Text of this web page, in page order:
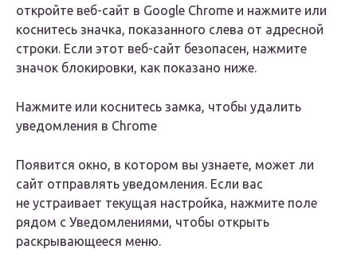
откройте веб-сайт в Google Chrome и нажмите или
коснитесь значка, показанного слева от адресной
строки. Если этот веб-сайт безопасен, нажмите
значок блокировки, как показано ниже.
Нажмите или коснитесь замка, чтобы удалить
уведомления в Chrome
Появится окно, в котором вы узнаете, может ли
сайт отправлять уведомления. Если вас
не устраивает текущая настройка, нажмите поле
рядом с Уведомлениями, чтобы открыть
раскрывающееся меню.